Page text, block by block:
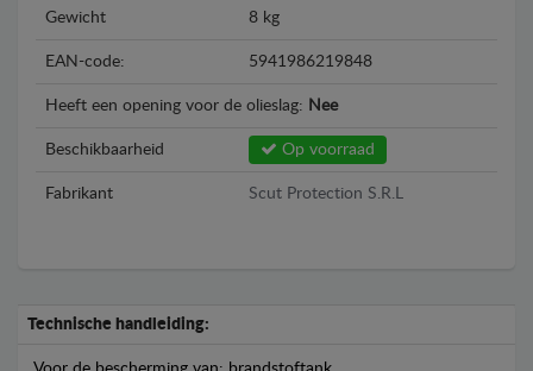
Gewicht 8 kg
EAN-code: 5941986219848
Heeft een opening voor de olieslag: Nee
Beschikbaarheid Op voorraad
Fabrikant Scut Protection S.R.L
Technische handleiding: